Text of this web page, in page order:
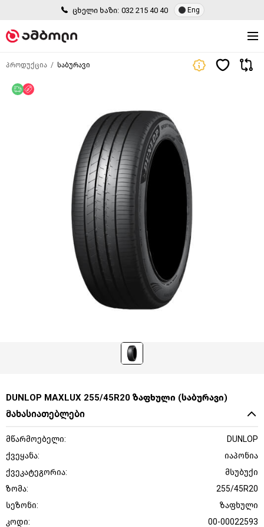
ცხელი ხაზი: 032 215 40 40 Eng
პროდუქცია საბურავი
უფასო მიწოდება
DUNLOP MAXLUX 255/45R20 ზაფხული (საბურავი)
მახასიათებლები
მწარმოებელი:
DUNLOP
ქვეყანა:
იაპონია
ქვეკატეგორია:
მსუბუქი
ზომა:
255/45R20
სეზონი:
ზაფხული
კოდი:
00-00022593